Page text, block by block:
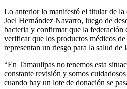
Lo anterior lo manifestó el titular de la
Joel Hernández Navarro, luego de
bacteria y confirmar que la federación
verificar que los productos médicos
representan un riesgo para la salud de
“En Tamaulipas no tenemos esta
constante revisión y somos
cuando hay un lote de donación se